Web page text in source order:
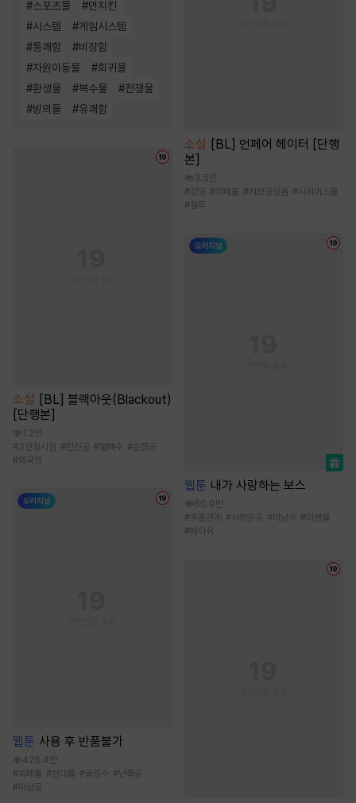
#스포츠물 #먼치킨
#시스템 #게임시스템
#통쾌함 #비장함
#차원이동물 #회귀물
#환생물 #복수물 #전쟁물
#빙의물 #유쾌함
소설
[BL] 블랙아웃(Blackout)
[단행본]
1.2만
#3인칭시점 #헌신공 #얼빠수 #순정공
#외국인
웹툰 사용 후 반품불가
426.4만
#피폐물 #현대물 #굴림수 #난폭공
#미남공
소설 [BL] 언페어 헤이터 [단행
본]
3.5만
#강공 #피폐물 #서브공있음 #시리어스물
#질투
웹툰 내가 사랑하는 보스
60.9만
#주종관계 #사랑꾼공 #미남수 #리맨물
#페티쉬